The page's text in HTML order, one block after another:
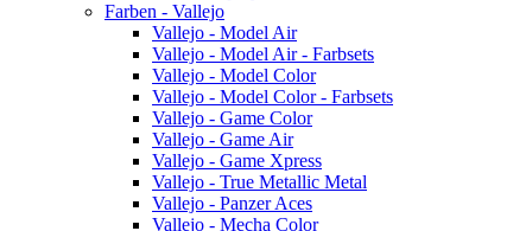
Farben - Vallejo
Vallejo - Model Air
Vallejo - Model Air - Farbsets
Vallejo - Model Color
Vallejo - Model Color - Farbsets
Vallejo - Game Color
Vallejo - Game Air
Vallejo - Game Xpress
Vallejo - True Metallic Metal
Vallejo - Panzer Aces
Vallejo - Mecha Color